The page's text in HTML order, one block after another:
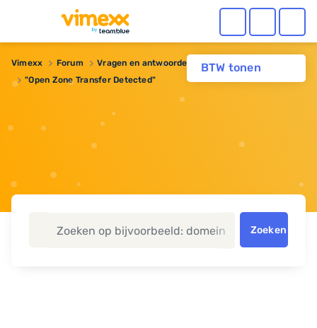
BTW tonen
Vimexx Forum
Vragen en antwoorden
"Open Zone Transfer Detected"
Zoeken